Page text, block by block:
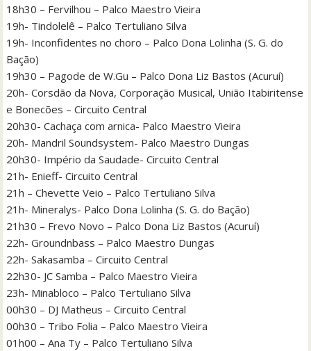
18h30 – Fervilhou – Palco Maestro Vieira
19h- Tindolelê – Palco Tertuliano Silva
19h- Inconfidentes no choro – Palco Dona Lolinha (S. G. do
Bação)
19h30 – Pagode de W.Gu – Palco Dona Liz Bastos (Acuruí)
20h- Corsdão da Nova, Corporação Musical, União Itabiritense
e Bonecões – Circuito Central
20h30- Cachaça com arnica- Palco Maestro Vieira
20h- Mandril Soundsystem- Palco Maestro Dungas
20h30- Império da Saudade- Circuito Central
21h- Enieff- Circuito Central
21h – Chevette Veio – Palco Tertuliano Silva
21h- Mineralys- Palco Dona Lolinha (S. G. do Bação)
21h30 – Frevo Novo – Palco Dona Liz Bastos (Acuruí)
22h- Groundnbass – Palco Maestro Dungas
22h- Sakasamba – Circuito Central
22h30- JC Samba – Palco Maestro Vieira
23h- Minabloco – Palco Tertuliano Silva
00h30 – DJ Matheus – Circuito Central
00h30 – Tribo Folia – Palco Maestro Vieira
01h00 – Ana Ty – Palco Tertuliano Silva